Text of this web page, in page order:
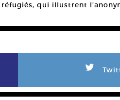
qui illustrent
L